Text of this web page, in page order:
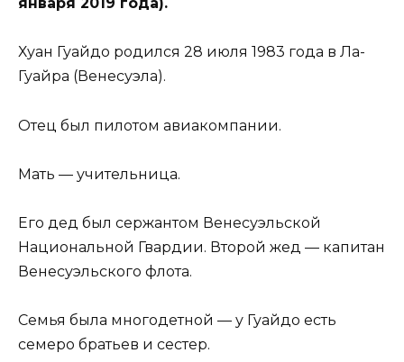
Хуан Гуайдо родился 28 июля 1983 года в Ла-
Гуайра (Венесуэла).
Отец был пилотом авиакомпании.
Мать — учительница.
Его дед был сержантом Венесуэльской
Национальной Гвардии. Второй жед — капитан
Венесуэльского флота.
Семья была многодетной — у Гуайдо есть
семеро братьев и сестер.